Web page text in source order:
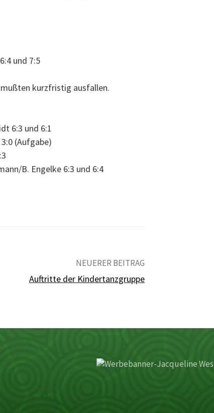
und 7:5
kurzfristig ausfallen.
6:3 und 6:1
(Aufgabe)
B. Engelke 6:3 und 6:4
NEUERER BEITRAG
Auftritte der Kindertanzgruppe